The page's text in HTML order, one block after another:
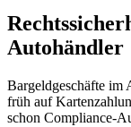
Autohändler
Bargeldgeschäfte im
früh auf
schon Compliance-